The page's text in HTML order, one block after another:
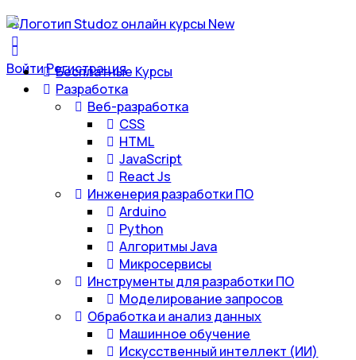
ВойтиРегистрация
Бесплатные Курсы
Разработка
Веб-разработка
CSS
HTML
JavaScript
React Js
Инженерия разработки ПО
Arduino
Python
Алгоритмы Java
Микросервисы
Инструменты для разработки ПО
Моделирование запросов
Обработка и анализ данных
Машинное обучение
Искусственный интеллект (ИИ)